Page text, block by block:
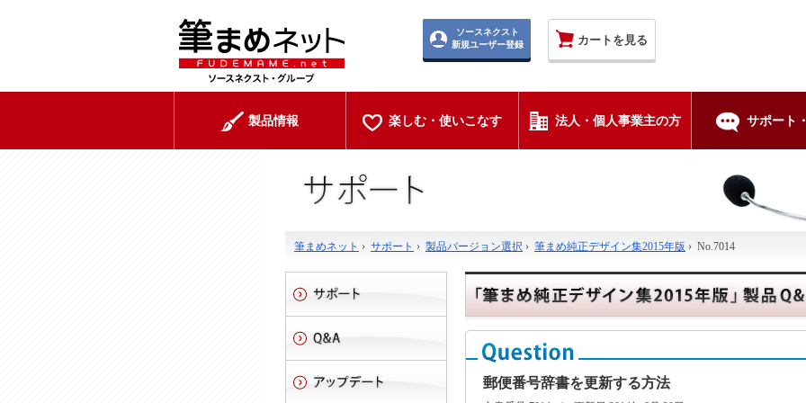
ソースネクスト
新規ユーザー登録
カートを見る
製品情報 楽しむ・使いこなす 法人・個人事業主の方 サポート
筆まめネット › サポート › 製品バージョン選択 › 筆まめ純正デザイン集2015年版 › No.7014
郵便番号辞書を更新する方法